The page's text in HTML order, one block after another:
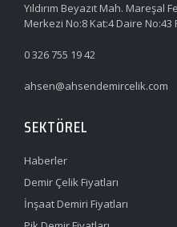
Yıldırım Beyazıt Mah. Mareşal
Merkezi No:8 Kat:4 Daire No:43
0 326 755 19 42
ahsen@ahsendemircelik.com
SEKTÖREL
Haberler
Demir Çelik Fiyatları
İnşaat Demiri Fiyatları